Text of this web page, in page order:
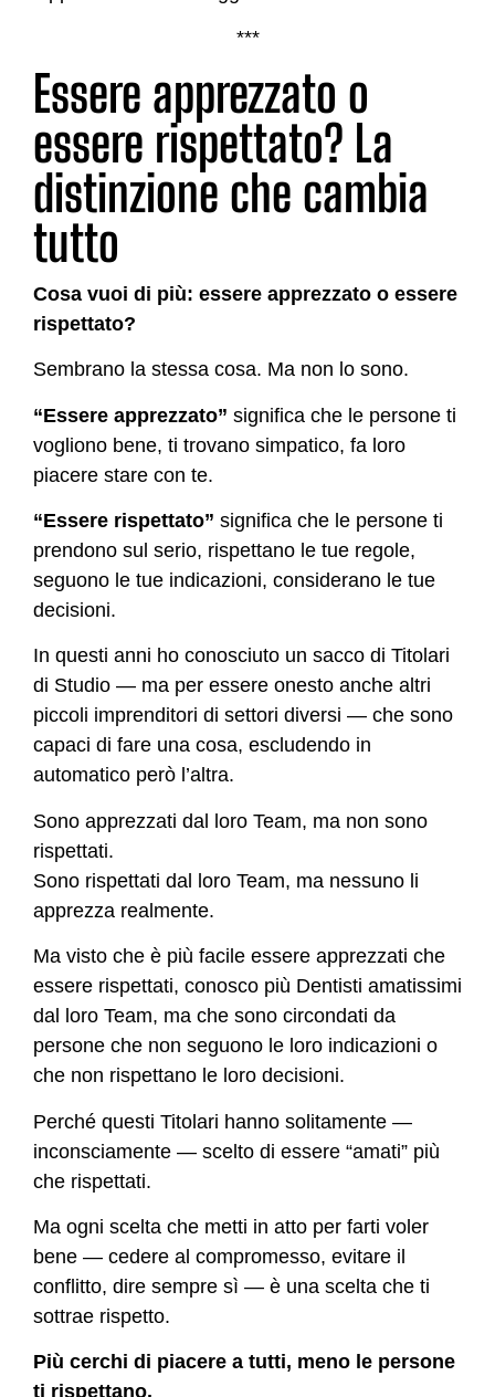
***
Essere apprezzato o
essere rispettato? La
distinzione che cambia
tutto
Cosa vuoi di più: essere apprezzato o essere
rispettato?
Sembrano la stessa cosa. Ma non lo sono.
“Essere apprezzato” significa che le persone ti
vogliono bene, ti trovano simpatico, fa loro
piacere stare con te.
“Essere rispettato” significa che le persone ti
prendono sul serio, rispettano le tue regole,
seguono le tue indicazioni, considerano le tue
decisioni.
In questi anni ho conosciuto un sacco di Titolari
di Studio — ma per essere onesto anche altri
piccoli imprenditori di settori diversi — che sono
capaci di fare una cosa, escludendo in
automatico però l’altra.
Sono apprezzati dal loro Team, ma non sono
rispettati.
Sono rispettati dal loro Team, ma nessuno li
apprezza realmente.
Ma visto che è più facile essere apprezzati che
essere rispettati, conosco più Dentisti amatissimi
dal loro Team, ma che sono circondati da
persone che non seguono le loro indicazioni o
che non rispettano le loro decisioni.
Perché questi Titolari hanno solitamente —
inconsciamente — scelto di essere “amati” più
che rispettati.
Ma ogni scelta che metti in atto per farti voler
bene — cedere al compromesso, evitare il
conflitto, dire sempre sì — è una scelta che ti
sottrae rispetto.
Più cerchi di piacere a tutti, meno le persone
ti rispettano.